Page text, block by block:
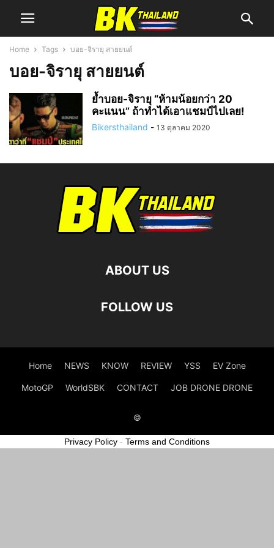
Home Tags บอย-จิรายุ สายยนต์
บอย-จิรายุ สายยนต์
ย้ำบอย-จิรายุ “ห้ามน้อยกว่า 20
คะแนน” ถ้าทำได้เอาแชมป์ไปเลย!
Bikersthailand - 13 ตุลาคม 2020
ABOUT US
FOLLOW US
Home NEWS KNOW REVIEW YSS EV Zone
MotoGP WorldSBK CONTACT JOB DRONE DRONE
©
Privacy Policy - Terms and Conditions